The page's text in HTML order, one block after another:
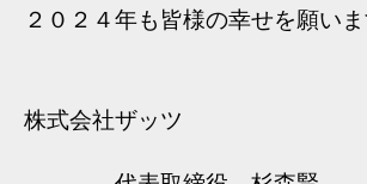
２０２４年も皆様の幸せを願い
株式会社ザッツ